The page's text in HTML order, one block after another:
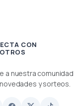
CON
a nuestra comunidad
y sorteos.